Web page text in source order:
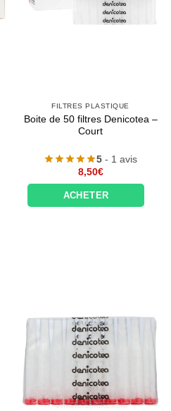
FILTRES PLASTIQUE
Boite de 50 filtres Denicotea –
Court
5 - 1 avis
8,50€
ACHETER